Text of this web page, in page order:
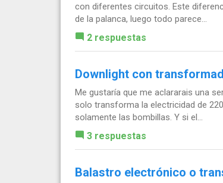
con diferentes circuitos. Este
de la palanca, luego todo parece...
2 respuestas
Downlight con
Me gustaría que me aclararais una
solo transforma la electricidad de
solamente las bombillas. Y si el...
3 respuestas
Balastro electrónico o